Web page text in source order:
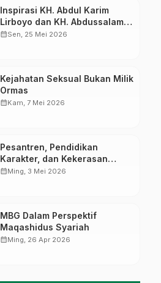
Inspirasi KH. Abdul Karim
Lirboyo dan KH. Abdussalam
Kajen
calendar_monthSen, 25 Mei 2026
Kejahatan Seksual Bukan Milik
Ormas
calendar_monthKam, 7 Mei 2026
Pesantren, Pendidikan
Karakter, dan Kekerasan
Seksual
calendar_monthMing, 3 Mei 2026
MBG Dalam Perspektif
Maqashidus Syariah
calendar_monthMing, 26 Apr 2026